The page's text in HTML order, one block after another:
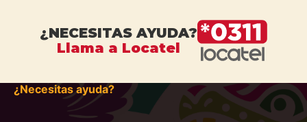
¿NECESITAS AYUDA?
Llama a Locatel
¿Necesitas ayuda?